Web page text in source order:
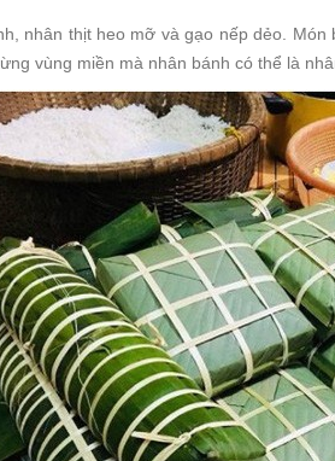
nhân thịt heo mỡ và gạo nếp dẻo.
vùng miền mà nhân bánh có thể là